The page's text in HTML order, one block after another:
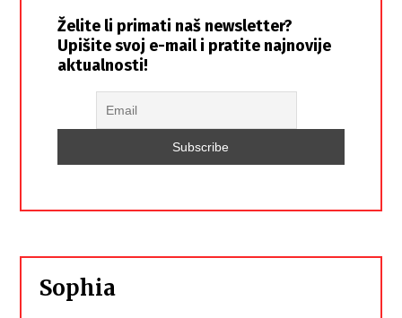
Želite li primati naš newsletter?
Upišite svoj e-mail i pratite najnovije
aktualnosti!
Sophia